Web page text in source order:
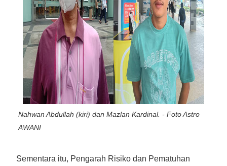
Nahwan Abdullah (kiri) dan Mazlan Kardinal. - Foto Astro
AWANI
Sementara itu, Pengarah Risiko dan Pematuhan